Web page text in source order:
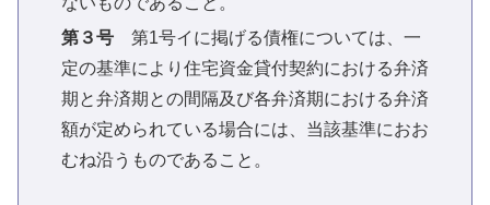
第３号第1号イに掲げる債権については、一
定の基準により住宅資金貸付契約における弁済
期と弁済期との間隔及び各弁済期における弁済
額が定められている場合には、当該基準におお
むね沿うものであること。